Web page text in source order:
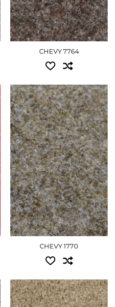
CHEVY 7764
Доступні розміри:
1.00 - 450 грн
4.00 - 1620 грн
ДЕТАЛЬНІШЕ
CHEVY 1770
Доступні розміри: